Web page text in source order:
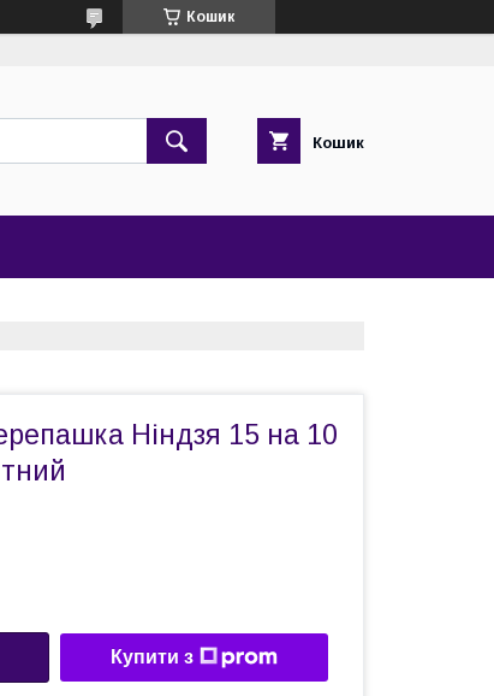
Кошик
Кошик
Ніндзя 15 на 10
Купити з